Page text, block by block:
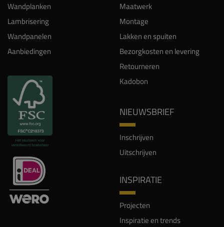
Wandplanken
Lambrisering
Wandpanelen
Aanbiedingen
Maatwerk
Montage
Lakken en spuiten
Bezorgkosten en levering
Retourneren
Kadobon
NIEUWSBRIEF
Inschrijven
Uitschrijven
INSPIRATIE
Projecten
Inspiratie en trends